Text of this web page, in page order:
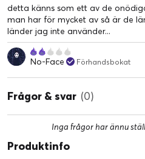
detta känns som ett av de
man har för mycket av så är de
länder jag inte använder...
No-Face Förhandsbokat
Frågor & svar (0)
Inga frågor har ännu
Produktinfo